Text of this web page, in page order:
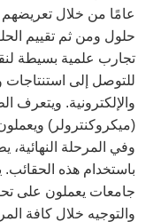
عامًا من خلال
حلول ومن ثم تقييم
تجارب علمية بسيطة
للتوصل إلى استنتاجات
والإلكترونية. ويتعرف
(ميكروكنترولر)
وفي المرحلة
باستخدام هذه
جامعات يعملون على
والتوجيه خلال كافة